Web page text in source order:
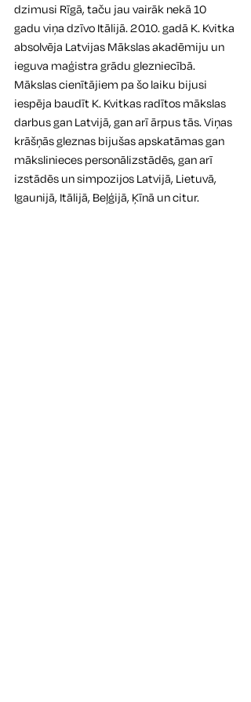
dzimusi Rīgā, taču jau vairāk nekā 10
gadu viņa dzīvo Itālijā. 2010. gadā K. Kvitka
absolvēja Latvijas Mākslas akadēmiju un
ieguva maģistra grādu glezniecībā.
Mākslas cienītājiem pa šo laiku bijusi
iespēja baudīt K. Kvitkas radītos mākslas
darbus gan Latvijā, gan arī ārpus tās. Viņas
krāšņās gleznas bijušas apskatāmas gan
mākslinieces personālizstādēs, gan arī
izstādēs un simpozijos Latvijā, Lietuvā,
Igaunijā, Itālijā, Beļģijā, Ķīnā un citur.